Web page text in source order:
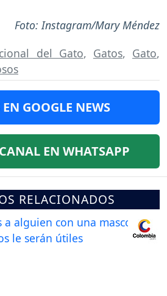
Foto: Instagram/Mary Méndez
del Gato, Gatos, Gato,
GOOGLE NEWS
EN WHATSAPP
RELACIONADOS